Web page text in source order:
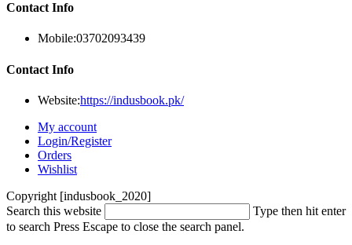
Contact Info
Mobile:03702093439
Contact Info
Website:https://indusbook.pk/
My account
Login/Register
Orders
Wishlist
Copyright [indusbook_2020]
Search this website
Type then hit enter
to search Press Escape to close the search panel.